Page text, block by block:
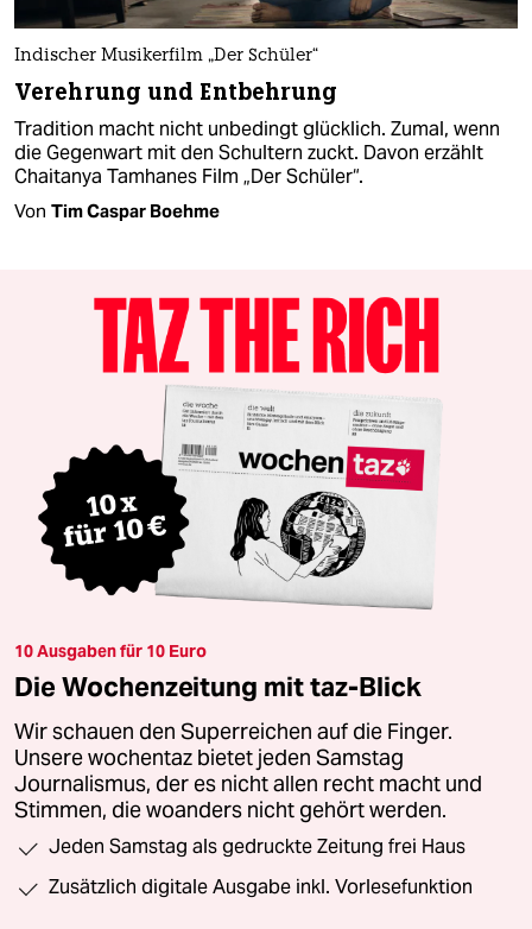
Indischer Musikerfilm „Der Schüler“
Verehrung und Entbehrung
Tradition macht nicht unbedingt glücklich. Zumal, wenn
die Gegenwart mit den Schultern zuckt. Davon erzählt
Chaitanya Tamhanes Film „Der Schüler“.
Von Tim Caspar Boehme
10 Ausgaben für 10 Euro
Die Wochenzeitung mit taz-Blick
Wir schauen den Superreichen auf die Finger.
Unsere wochentaz bietet jeden Samstag
Journalismus, der es nicht allen recht macht und
Stimmen, die woanders nicht gehört werden.
Jeden Samstag als gedruckte Zeitung frei Haus
Zusätzlich digitale Ausgabe inkl. Vorlesefunktion